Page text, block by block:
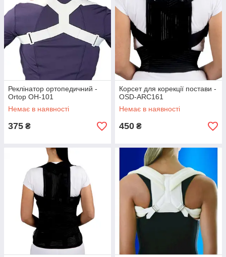
Реклінатор ортопедичний -
Ortop OH-101
Немає в наявності
375 ₴
Корсет для корекції постави -
OSD-ARC161
Немає в наявності
450 ₴